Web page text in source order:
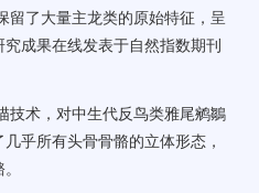
留了大量主龙类的原始特征，呈
成果在线发表于自然指数期刊
术，对中生代反鸟类雅尾鹓鶵
乎所有头骨骨骼的立体形态，